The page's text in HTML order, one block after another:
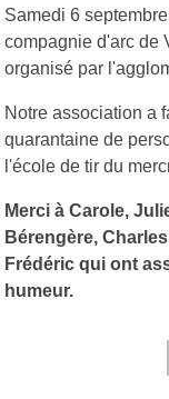
Samedi 6
compagnie d'arc de
organisé par
Notre association a
quarantaine de
l'école de tir du
Merci à Carole,
Bérengère,
Frédéric qui ont
humeur.